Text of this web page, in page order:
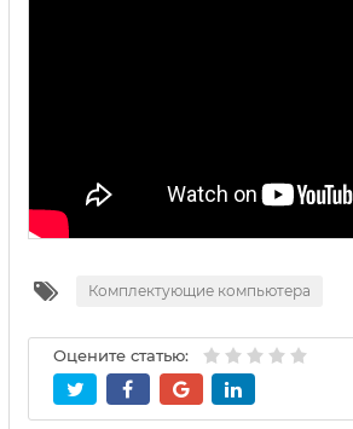
Комплектующие компьютера
Оцените статью: